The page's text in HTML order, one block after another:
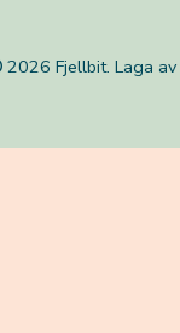
2026 Fjellbit. Laga av